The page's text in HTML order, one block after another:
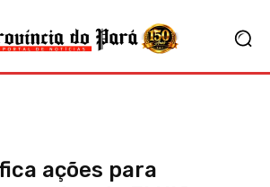
ações para